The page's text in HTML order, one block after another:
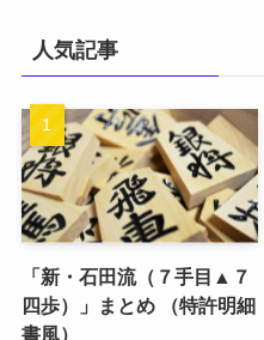
人気記事
「新・石田流（７手目▲７
四歩）」まとめ （特許明細
書風）